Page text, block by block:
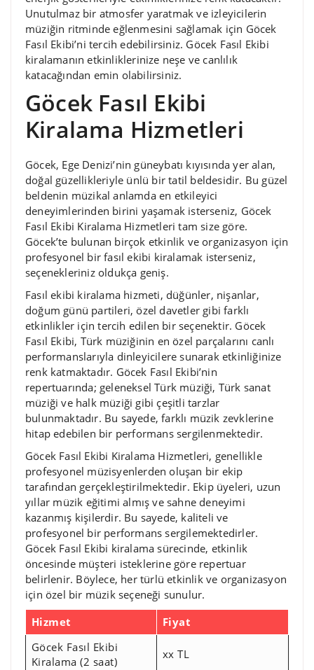
Unutulmaz bir atmosfer yaratmak ve izleyicilerin
müziğin ritminde eğlenmesini sağlamak için Göcek
Fasıl Ekibi’ni tercih edebilirsiniz. Göcek Fasıl Ekibi
kiralamanın etkinliklerinize neşe ve canlılık
katacağından emin olabilirsiniz.
Göcek Fasıl Ekibi
Kiralama Hizmetleri
Göcek, Ege Denizi’nin güneybatı kıyısında yer alan,
doğal güzellikleriyle ünlü bir tatil beldesidir. Bu güzel
beldenin müzikal anlamda en etkileyici
deneyimlerinden birini yaşamak isterseniz, Göcek
Fasıl Ekibi Kiralama Hizmetleri tam size göre.
Göcek’te bulunan birçok etkinlik ve organizasyon için
profesyonel bir fasıl ekibi kiralamak isterseniz,
seçenekleriniz oldukça geniş.
Fasıl ekibi kiralama hizmeti, düğünler, nişanlar,
doğum günü partileri, özel davetler gibi farklı
etkinlikler için tercih edilen bir seçenektir. Göcek
Fasıl Ekibi, Türk müziğinin en özel parçalarını canlı
performanslarıyla dinleyicilere sunarak etkinliğinize
renk katmaktadır. Göcek Fasıl Ekibi’nin
repertuarında; geleneksel Türk müziği, Türk sanat
müziği ve halk müziği gibi çeşitli tarzlar
bulunmaktadır. Bu sayede, farklı müzik zevklerine
hitap edebilen bir performans sergilenmektedir.
Göcek Fasıl Ekibi Kiralama Hizmetleri, genellikle
profesyonel müzisyenlerden oluşan bir ekip
tarafından gerçekleştirilmektedir. Ekip üyeleri, uzun
yıllar müzik eğitimi almış ve sahne deneyimi
kazanmış kişilerdir. Bu sayede, kaliteli ve
profesyonel bir performans sergilemektedirler.
Göcek Fasıl Ekibi kiralama sürecinde, etkinlik
öncesinde müşteri isteklerine göre repertuar
belirlenir. Böylece, her türlü etkinlik ve organizasyon
için özel bir müzik seçeneği sunulur.
Hizmet
Fiyat
Göcek Fasıl Ekibi
Kiralama (2 saat)
xx TL